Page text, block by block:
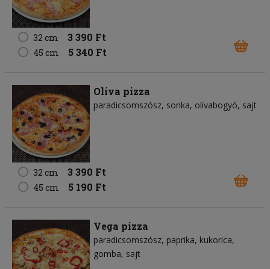
32 cm 3 390 Ft
45 cm 5 340 Ft
Olíva pizza
paradicsomszósz sonka olívabogyó sajt
32 cm 3 390 Ft
45 cm 5 190 Ft
Vega pizza
paradicsomszósz paprika kukorica
gomba sajt